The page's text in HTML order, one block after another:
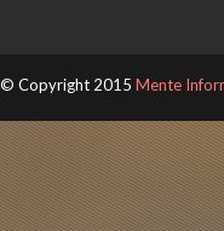
© Copyright 2015 Mente